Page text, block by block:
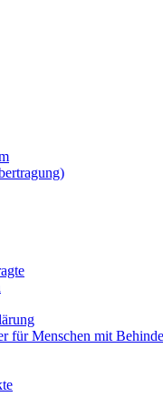
für Menschen mit